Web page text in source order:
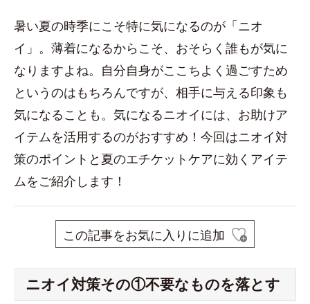
暑い夏の時季にこそ特に気になるのが「ニオ
イ」。薄着になるからこそ、おそらく誰もが気に
なりますよね。自分自身がここちよく過ごすため
というのはもちろんですが、相手に与える印象も
気になることも。気になるニオイには、お助けア
イテムを活用するのがおすすめ！今回はニオイ対
策のポイントと夏のエチケットケアに効くアイテ
ムをご紹介します！
この記事をお気に入りに追加
ニオイ対策その①不要なものを落とす